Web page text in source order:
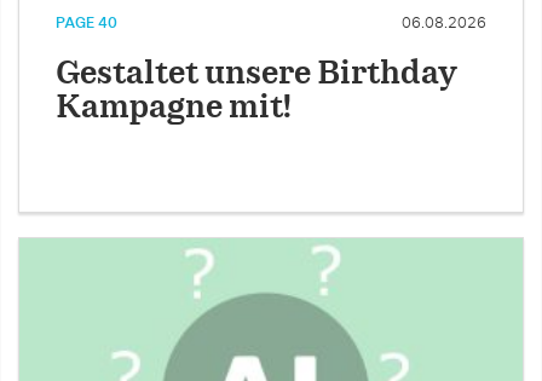
PAGE 40 06.08.2026
Gestaltet unsere Birthday
Kampagne mit!